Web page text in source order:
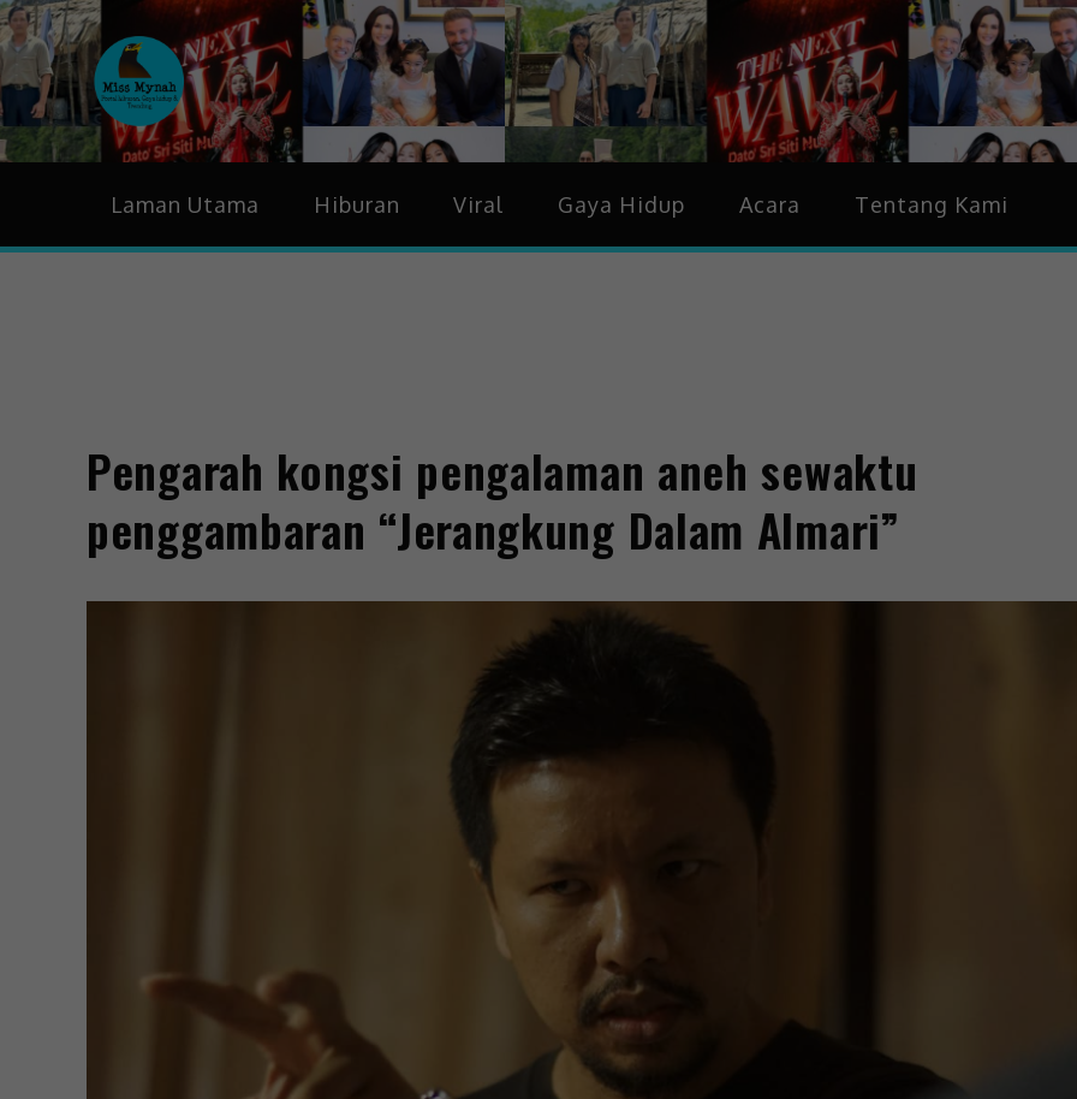
MissMynah
Portal Hiburan, Gaya Hidup & Trending
Laman Utama Hiburan Viral Gaya Hidup Acara Tentang Kami
Pengarah kongsi pengalaman aneh sewaktu
penggambaran “Jerangkung Dalam Almari”